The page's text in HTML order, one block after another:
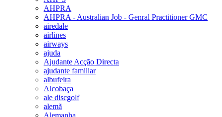
AHPRA
AHPRA - Australian Job - Genral Practitioner GMC
airedale
airlines
airways
ajuda
Ajudante Acção Directa
ajudante familiar
albufeira
Alcobaça
ale discgolf
alemã
Alemanha